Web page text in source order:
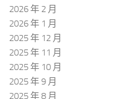
2026 年 2 月
2026 年 1 月
2025 年 12 月
2025 年 11 月
2025 年 10 月
2025 年 9 月
2025 年 8 月